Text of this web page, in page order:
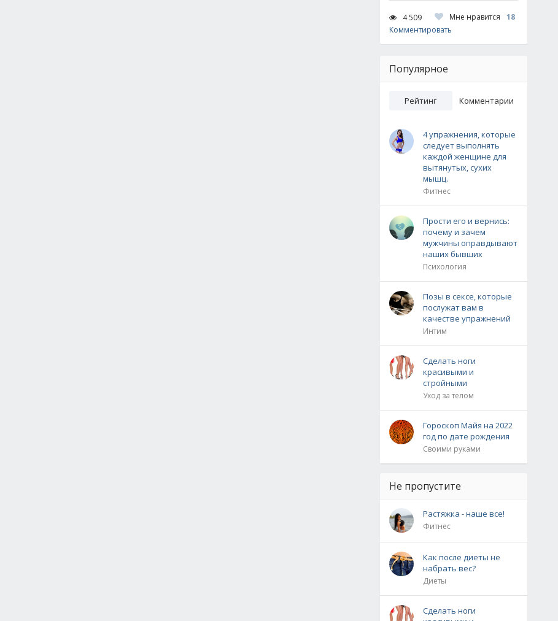
4 509 Мне нравится
18
Комментировать
Популярное
Рейтинг Комментарии
4 упражнения, которые
следует выполнять
каждой женщине для
вытянутых, сухих
мышц.
Фитнес
Прости его и вернись:
почему и зачем
мужчины оправдывают
наших бывших
Психология
Позы в сексе, которые
послужат вам в
качестве упражнений
Интим
Сделать ноги
красивыми и
стройными
Уход за телом
Гороскоп Майя на 2022
год по дате рождения
Своими руками
Не пропустите
Растяжка - наше все!
Фитнес
Как после диеты не
набрать вес?
Диеты
Сделать ноги